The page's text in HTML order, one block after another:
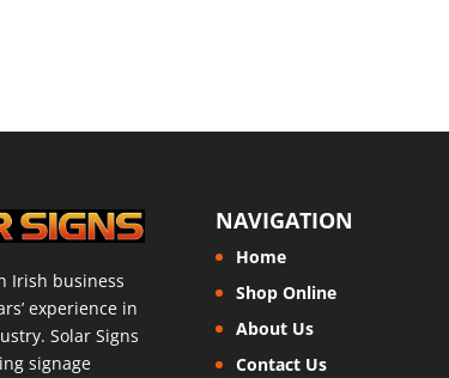
Irish business
experience in
Solar Signs
signage
NAVIGATION
Home
Shop Online
About Us
Contact Us